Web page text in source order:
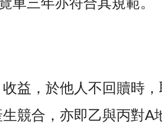
益，於他人不回贖時
競合，亦即乙與丙對A